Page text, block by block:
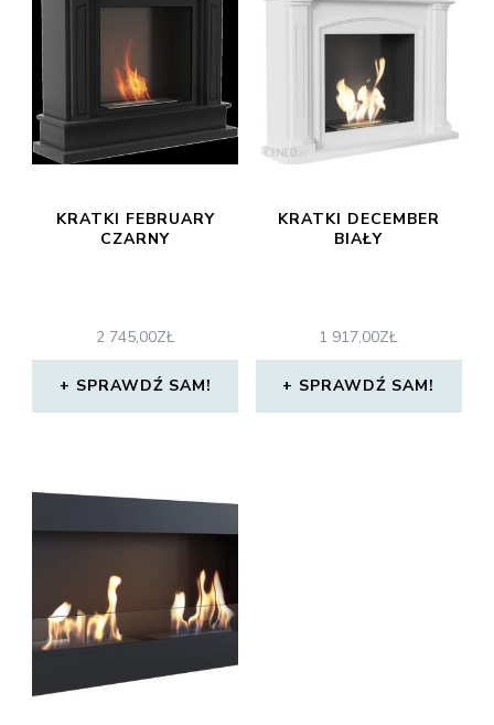
KRATKI FEBRUARY
CZARNY
2 745,00ZŁ
SPRAWDŹ SAM!
KRATKI DECEMBER
BIAŁY
1 917,00ZŁ
SPRAWDŹ SAM!